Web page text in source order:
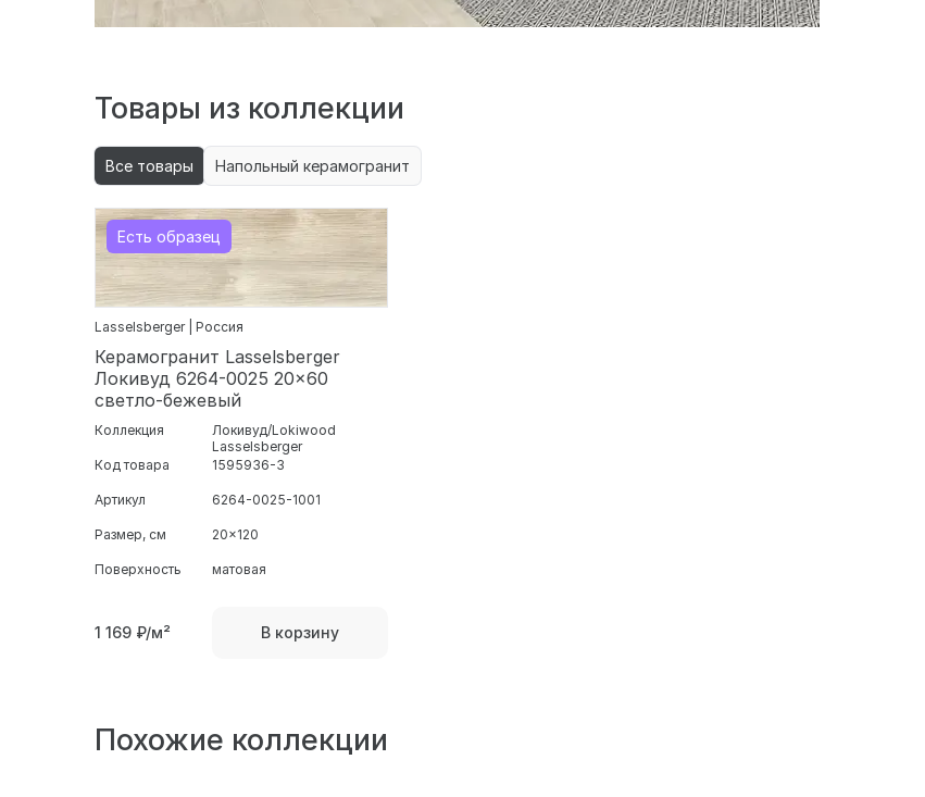
Товары из коллекции
Все товары Напольный керамогранит
Есть образец
Lasselsberger | Россия
Керамогранит Lasselsberger
Локивуд 6264-0025 20x60
светло-бежевый
Коллекция
Локивуд/Lokiwood
Lasselsberger
Код товара
1595936-3
Артикул 6264-0025-1001
Размер, см 20x120
Поверхность матовая
1 169 ₽/м² В корзину
Похожие коллекции